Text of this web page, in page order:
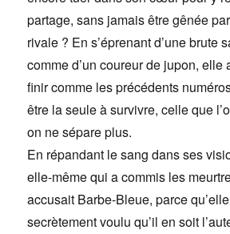
partage, sans jamais être gênée
rivale ? En s’éprenant d’une brute
comme d’un coureur de jupon, elle
finir comme les précédents
être la seule à survivre, celle que
on ne sépare plus.
En répandant le sang dans ses
elle-même qui a commis les
accusait Barbe-Bleue, parce
secrètement voulu qu’il en soit